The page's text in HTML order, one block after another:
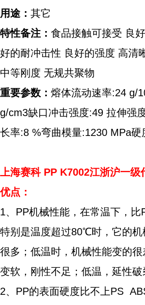
用途： 其它
特性备注： 食品接触可接受 良
好的耐冲击性 良好的强度 高清
中等刚度 无规共聚物
重要参数： 熔体流动速率:24 g/
g/cm3缺口冲击强度:49 拉伸强
长率:8 %弯曲模量:1230 MPa硬
上海赛科 PP K7002江浙沪一级
优点：
1、PP机械性能，在常温下，
特别是温度超过80℃时，它的机
很多；低温时，机械性能变的很
变软，刚性不足；低温，延性破
2、PP的表面硬度比不上PS